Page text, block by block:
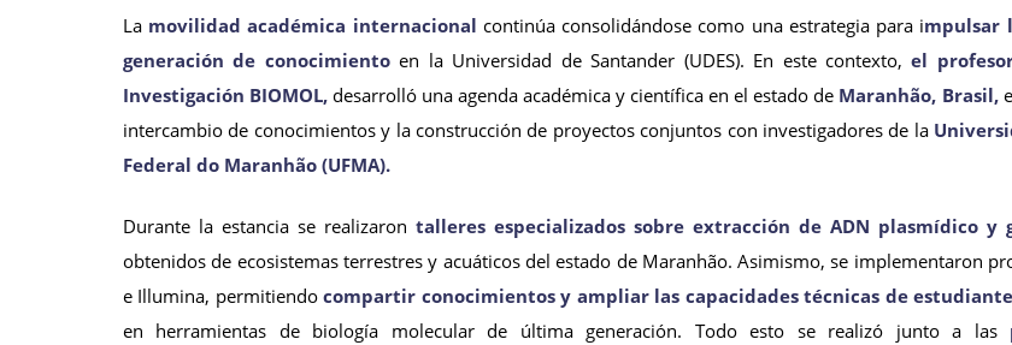
La movilidad académica internacional continúa consolidándose como una estrategia para impulsar
generación de conocimientoen la Universidad de Santander (UDES). En este contexto,el
Investigación BIOMOL, desarrolló una agenda académica y científica en el estado de Maranhão, Brasil,
intercambio de conocimientos y la construcción de proyectos conjuntos con investigadores de la
Federal do Maranhão (UFMA).
Durante la estancia se realizaron talleres especializados sobre extracción de ADN plasmídico y
obtenidos de ecosistemas terrestres y acuáticos del estado de Maranhão. Asimismo, se implementaron
e Illumina, permitiendocompartir conocimientos y ampliar las capacidades técnicas de
en herramientas de biología molecular de última generación. Todo esto se realizó junto a las